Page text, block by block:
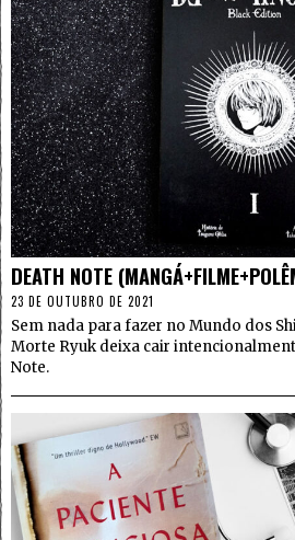
DEATH NOTE
23 DE OUTUBRO DE 2021
Sem nada para fazer no Mundo dos
Morte Ryuk deixa cair
Note.